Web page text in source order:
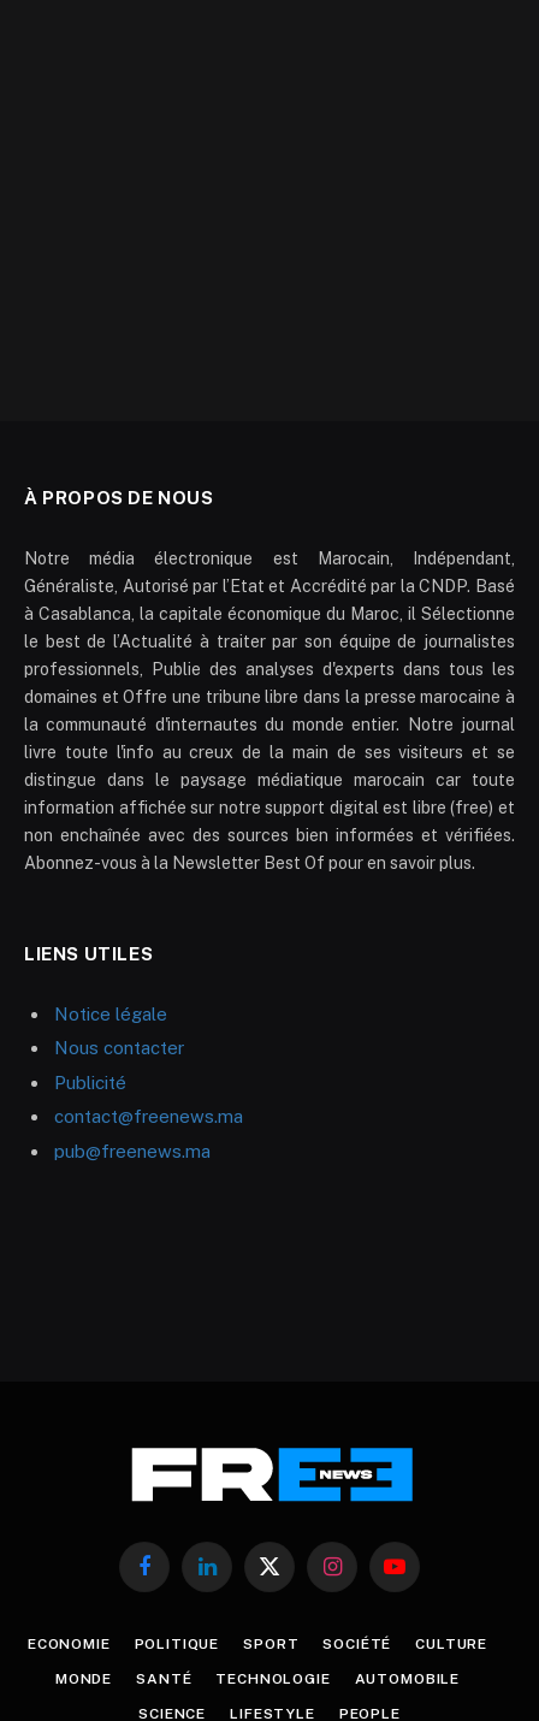
À PROPOS DE NOUS
Notre média électronique est Marocain, Indépendant,
Généraliste, Autorisé par l’Etat et Accrédité par la CNDP. Basé
à Casablanca, la capitale économique du Maroc, il Sélectionne
le best de l’Actualité à traiter par son équipe de journalistes
professionnels, Publie des analyses d'experts dans tous les
domaines et Offre une tribune libre dans la presse marocaine à
la communauté d'internautes du monde entier. Notre journal
livre toute l'info au creux de la main de ses visiteurs et se
distingue dans le paysage médiatique marocain car toute
information affichée sur notre support digital est libre (free) et
non enchaînée avec des sources bien informées et vérifiées.
Abonnez-vous à la Newsletter Best Of pour en savoir plus.
LIENS UTILES
Notice légale
Nous contacter
Publicité
contact@freenews.ma
pub@freenews.ma
FacebookLinkedInX
InstagramYouTube
ECONOMIE POLITIQUE SPORT SOCIÉTÉ CULTURE
MONDE SANTÉ TECHNOLOGIE AUTOMOBILE
SCIENCE LIFESTYLE PEOPLE